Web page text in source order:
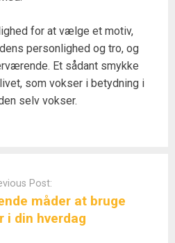
for at vælge et motiv,
personlighed og tro, og
Et sådant smykke
som vokser i betydning i
selv vokser.
Post:
måder at bruge
i din hverdag